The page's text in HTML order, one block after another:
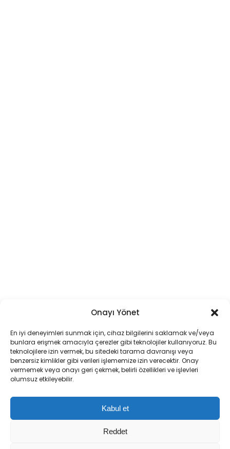
Onayı Yönet
En iyi deneyimleri sunmak için, cihaz bilgilerini saklamak ve/veya
bunlara erişmek amacıyla çerezler gibi teknolojiler kullanıyoruz. Bu
teknolojilere izin vermek, bu sitedeki tarama davranışı veya
benzersiz kimlikler gibi verileri işlememize izin verecektir. Onay
vermemek veya onayı geri çekmek, belirli özellikleri ve işlevleri
olumsuz etkileyebilir.
Kabul et
Reddet